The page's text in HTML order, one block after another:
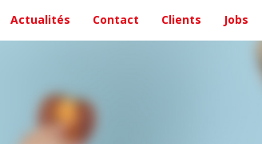
Actualités Contact Clients Jobs